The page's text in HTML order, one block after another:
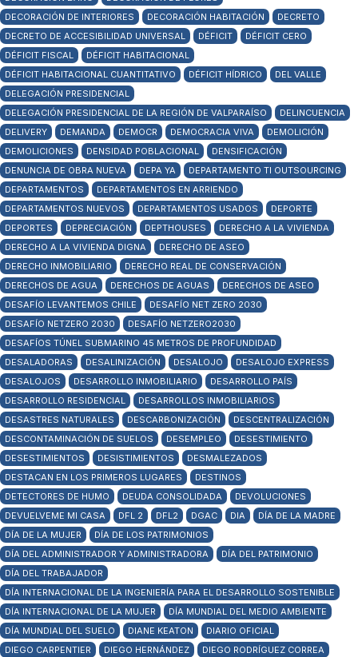
DECORACIÓN DE INTERIORES
DECORACIÓN HABITACIÓN
DECRETO
DECRETO DE ACCESIBILIDAD UNIVERSAL
DÉFICIT
DÉFICIT CERO
DÉFICIT FISCAL
DÉFICIT HABITACIONAL
DÉFICIT HABITACIONAL CUANTITATIVO
DÉFICIT HÍDRICO
DEL VALLE
DELEGACIÓN PRESIDENCIAL
DELEGACIÓN PRESIDENCIAL DE LA REGIÓN DE VALPARAÍSO
DELINCUENCIA
DELIVERY
DEMANDA DEMOCR DEMOCRACIA VIVA
DEMOLICIÓN
DEMOLICIONES
DENSIDAD POBLACIONAL
DENSIFICACIÓN
DENUNCIA DE OBRA NUEVA
DEPA YA
DEPARTAMENTO TI OUTSOURCING
DEPARTAMENTOS
DEPARTAMENTOS EN ARRIENDO
DEPARTAMENTOS NUEVOS
DEPARTAMENTOS USADOS
DEPORTE
DEPORTES
DEPRECIACIÓN DEPTHOUSES
DERECHO A LA VIVIENDA
DERECHO A LA VIVIENDA DIGNA
DERECHO DE ASEO
DERECHO INMOBILIARIO
DERECHO REAL DE CONSERVACIÓN
DERECHOS DE AGUA
DERECHOS DE AGUAS
DERECHOS DE ASEO
DESAFÍO LEVANTEMOS CHILE
DESAFÍO NET ZERO 2030
DESAFÍO NETZERO 2030
DESAFÍO NETZERO2030
DESAFÍOS TÚNEL SUBMARINO 45 METROS DE PROFUNDIDAD
DESALADORAS
DESALINIZACIÓN DESALOJO
DESALOJO EXPRESS
DESALOJOS
DESARROLLO INMOBILIARIO
DESARROLLO PAÍS
DESARROLLO RESIDENCIAL
DESARROLLOS INMOBILIARIOS
DESASTRES NATURALES
DESCARBONIZACIÓN
DESCENTRALIZACIÓN
DESCONTAMINACIÓN DE SUELOS
DESEMPLEO
DESESTIMIENTO
DESESTIMIENTOS
DESISTIMIENTOS
DESMALEZADOS
DESTACAN EN LOS PRIMEROS LUGARES
DESTINOS
DETECTORES DE HUMO
DEUDA CONSOLIDADA
DEVOLUCIONES
DEVUELVEME MI CASA
DFL 2 DFL2 DGAC DIA
DÍA DE LA MADRE
DÍA DE LA MUJER
DÍA DE LOS PATRIMONIOS
DÍA DEL ADMINISTRADOR Y ADMINISTRADORA
DÍA DEL PATRIMONIO
DÍA DEL TRABAJADOR
DÍA INTERNACIONAL DE LA INGENIERÍA PARA EL DESARROLLO SOSTENIBLE
DÍA INTERNACIONAL DE LA MUJER
DÍA MUNDIAL DEL MEDIO AMBIENTE
DÍA MUNDIAL DEL SUELO
DIANE KEATON
DIARIO OFICIAL
DIEGO CARPENTIER
DIEGO HERNÁNDEZ
DIEGO RODRÍGUEZ CORREA